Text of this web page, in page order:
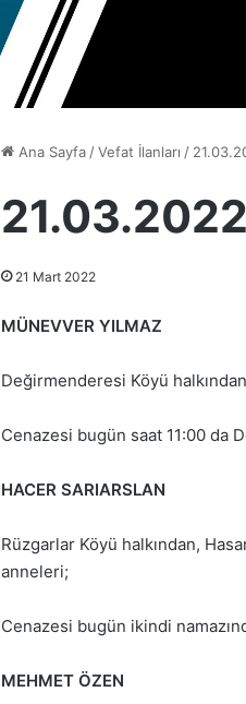
Ana Sayfa/Vefat İlanları /
21 Mart 2022
MÜNEVVER YILMAZ
Değirmenderesi Köyü
Cenazesi bugün saat 11:00 da
HACER SARIARSLAN
Rüzgarlar Köyü halkından,
anneleri;
Cenazesi bugün ikindi
MEHMET ÖZEN